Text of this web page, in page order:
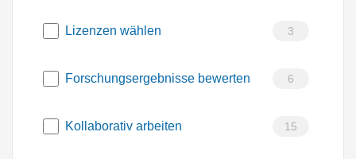
Lizenzen wählen 3
Forschungsergebnisse bewerten 6
Kollaborativ arbeiten 15